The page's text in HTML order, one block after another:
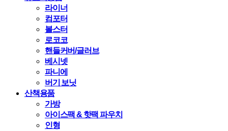
라이너
컴포터
볼스터
로코코
핸들커버/글러브
베시넷
파니에
버기 보닛
산책용품
가방
아이스팩 & 핫팩 파우치
인형